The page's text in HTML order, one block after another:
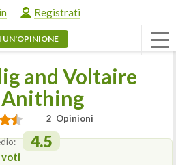
Registrati
UN'OPINIONE
and Voltaire
Anithing
2 Opinioni
4.5
voti